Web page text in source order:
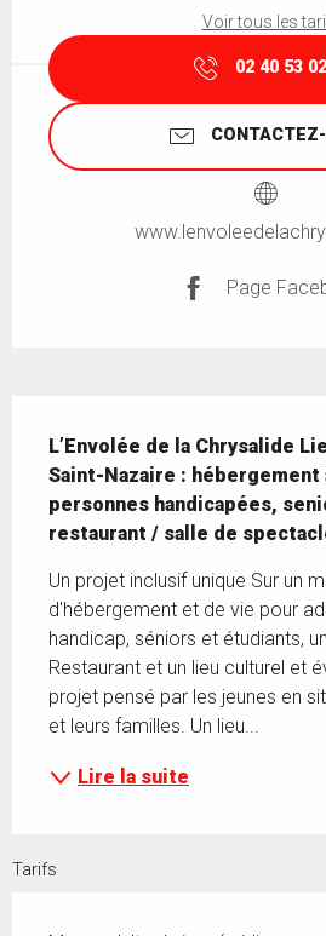
Voir tous les
02 40 53
Page
L’Envolée de la Chrysalide
Saint-Nazaire :
personnes handicapées,
restaurant / salle de
Un projet inclusif unique Sur un
d'hébergement et de vie pour
handicap, séniors et étudiants,
Restaurant et un lieu culturel et
projet pensé par les jeunes en
et leurs familles. Un lieu...
Lire la suite
Tarifs